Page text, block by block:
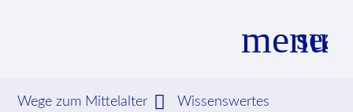
menu
Wege zum Mittelalter
Wissenswertes